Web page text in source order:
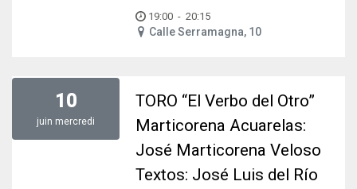
19:00 -20:15
Calle Serramagna, 10
10
juin mercredi
TORO “El Verbo del Otro”
Marticorena Acuarelas:
José Marticorena Veloso
Textos: José Luis del Río